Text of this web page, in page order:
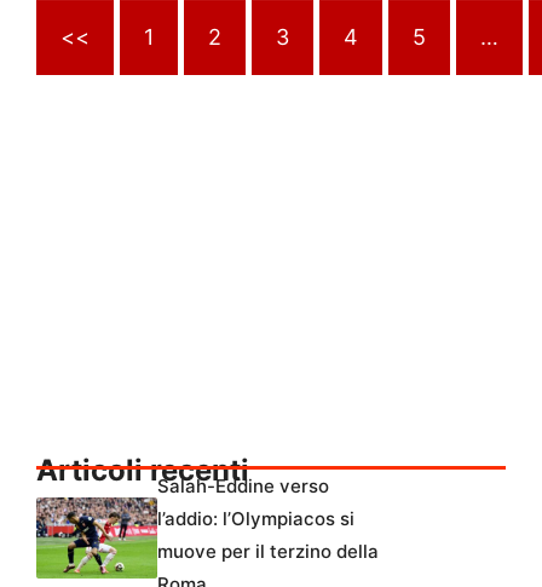
<< 1 2 3 4 5 …
Articoli recenti
Salah-Eddine verso
l’addio: l’Olympiacos si
muove per il terzino della